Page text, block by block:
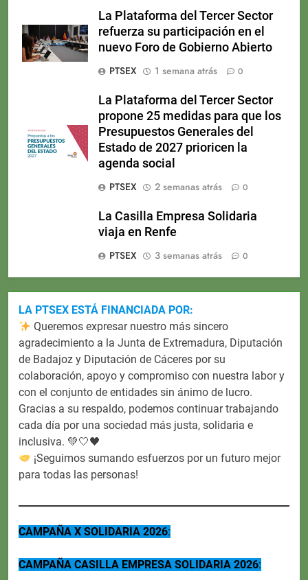
La Plataforma del Tercer Sector
refuerza su participación en el
nuevo Foro de Gobierno Abierto
PTSEX
1 semana atrás 0
La Plataforma del Tercer Sector
propone 25 medidas para que los
Presupuestos Generales del
Estado de 2027 prioricen la
agenda social
PTSEX
2 semanas atrás 0
La Casilla Empresa Solidaria
viaja en Renfe
PTSEX
3 semanas atrás 0
LA PTSEX ESTÁ FINANCIADA POR:
Queremos expresar nuestro más sincero
agradecimiento a la Junta de Extremadura, Diputación
de Badajoz y Diputación de Cáceres por su
colaboración, apoyo y compromiso con nuestra labor y
con el conjunto de entidades sin ánimo de lucro.
Gracias a su respaldo, podemos continuar trabajando
cada día por una sociedad más justa, solidaria e
inclusiva. 💚🤍🖤
¡Seguimos sumando esfuerzos por un futuro mejor
para todas las personas!
CAMPAÑA X SOLIDARIA 2026:
CAMPAÑA CASILLA EMPRESA SOLIDARIA 2026: